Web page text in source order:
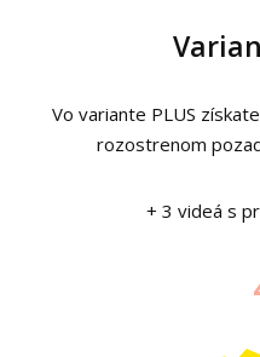
Vo variante PLUS
rozostrenom
+ 3 videá s